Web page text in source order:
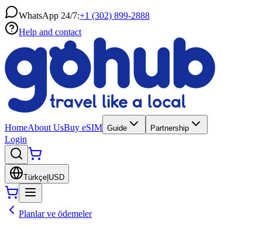
WhatsApp 24/7:+1 (302) 899-2888
Help and contact
HomeAbout UsBuy eSIM Guide Partnership
Login
Türkçe USD
Planlar ve ödemeler